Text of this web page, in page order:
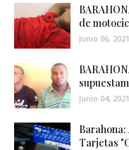
de
Junio 06, 2021
Junio 04, 2021
Tarjetas